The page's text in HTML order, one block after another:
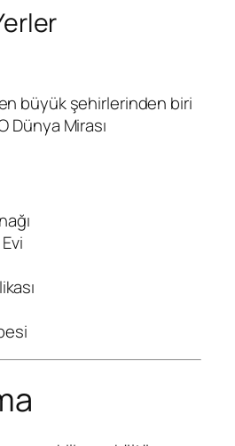
büyük şehirlerinden biri
Dünya Mirası